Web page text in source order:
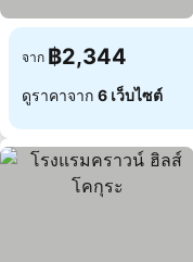
จาก ฿2,344
ดูราคาจาก 6 เว็บไซต์